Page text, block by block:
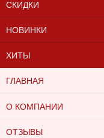
СКИДКИ
НОВИНКИ
ХИТЫ
ГЛАВНАЯ
О КОМПАНИИ
ОТЗЫВЫ